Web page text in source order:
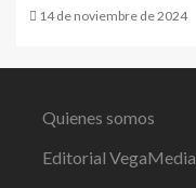
14 de noviembre de 2024
Quienes somos
Editorial VegaMedia